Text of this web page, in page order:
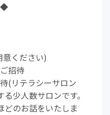
◆
ください)
招待
(リテラシーサロン
少人数サロンです。
どのお話をいたしま